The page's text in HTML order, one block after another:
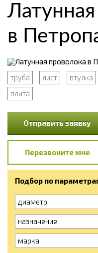
в
труба лист втулка
плита
Отправить заявку
Перезвоните мне
Подбор по
диаметр
назначение
марка